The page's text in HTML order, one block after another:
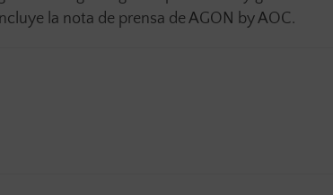
la nota de prensa de AGON by AOC.